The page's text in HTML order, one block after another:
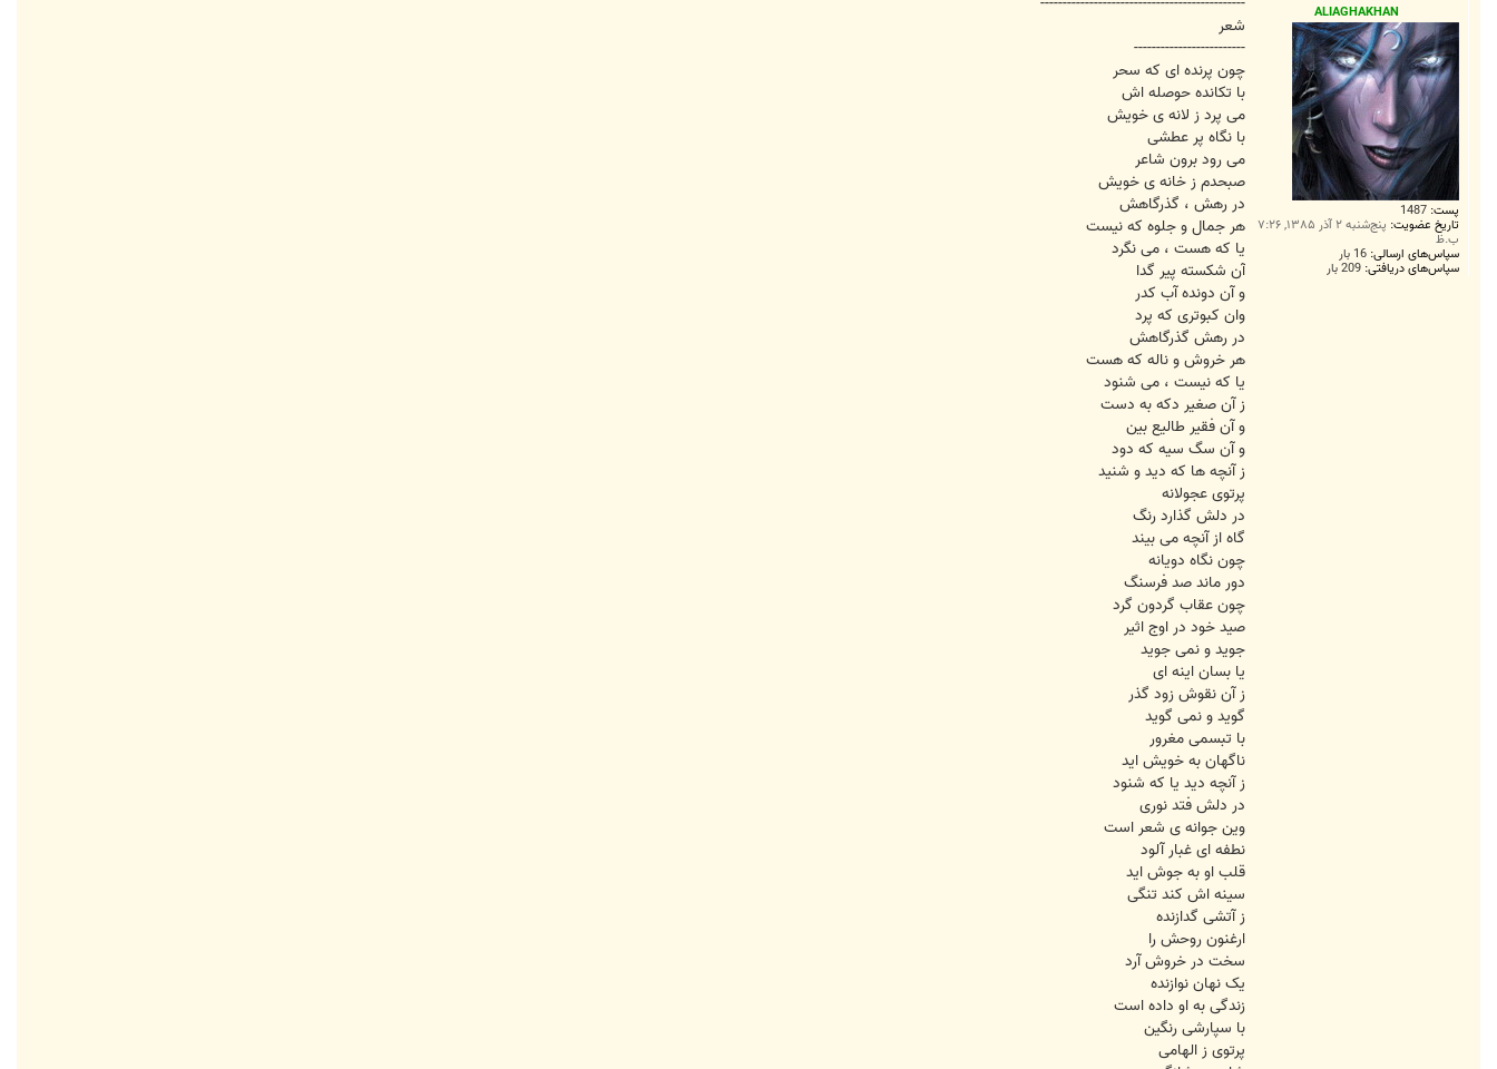
ALIAGHAKHAN
پست: 1487
تاریخ عضویت: پنج‌شنبه ۲ آذر ۱۳۸۵, ۷:۲۶
ب.ظ
سپاس‌های ارسالی: 16 بار
سپاس‌های دریافتی: 209 بار
شعر
-------------------------
چون پرنده ای که سحر
با تکانده حوصله اش
می پرد ز لانه ی خویش
با نگاه پر عطشی
می رود برون شاعر
صبحدم ز خانه ی خویش
در رهش ، گذرگاهش
هر جمال و جلوه که نیست
یا که هست ، می نگرد
آن شکسته پیر گدا
و آن دونده آب کدر
وان کبوتری که پرد
در رهش گذرگاهش
هر خروش و ناله که هست
یا که نیست ، می شنود
ز آن صغیر دکه به دست
و آن فقیر طالیع بین
و آن سگ سیه که دود
ز آنچه ها که دید و شنید
پرتوی عجولانه
در دلش گذارد رنگ
گاه از آنچه می بیند
چون نگاه دویانه
دور ماند صد فرسنگ
چون عقاب گردون گرد
صید خود در اوج اثیر
جوید و نمی جوید
یا بسان اینه ای
ز آن نقوش زود گذر
گوید و نمی گوید
با تبسمی مغرور
ناگهان به خویش اید
ز آنچه دید یا که شنود
در دلش فتد نوری
وین جوانه ی شعر است
نطفه ای غبار آلود
قلب او به جوش اید
سینه اش کند تنگی
ز آتشی گدازنده
ارغنون روحش را
سخت در خروش آرد
یک نهان نوازنده
زندگی به او داده است
با سپارشی رنگین
پرتوی ز الهامی